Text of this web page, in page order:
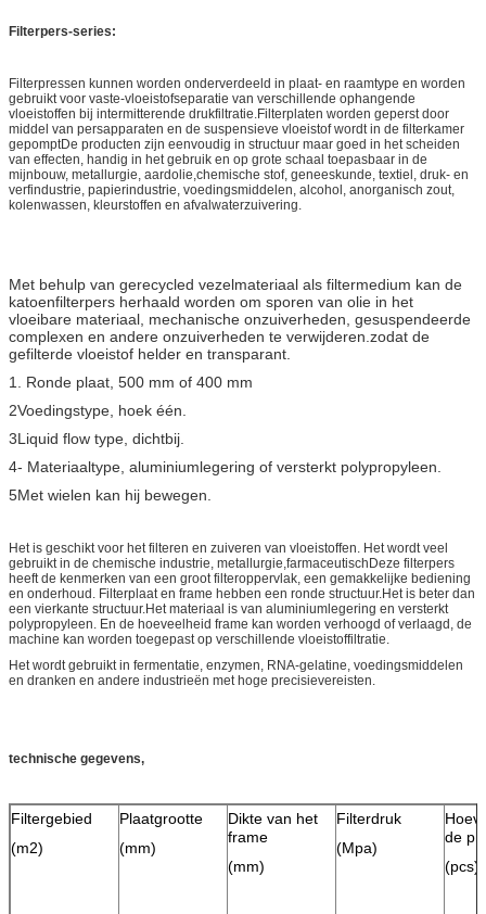
Filterpers-series:
Filterpressen kunnen worden onderverdeeld in plaat- en raamtype en worden
gebruikt voor vaste-vloeistofseparatie van verschillende ophangende
vloeistoffen bij intermitterende drukfiltratie.Filterplaten worden geperst door
middel van persapparaten en de suspensieve vloeistof wordt in de filterkamer
gepomptDe producten zijn eenvoudig in structuur maar goed in het scheiden
van effecten, handig in het gebruik en op grote schaal toepasbaar in de
mijnbouw, metallurgie, aardolie,chemische stof, geneeskunde, textiel, druk- en
verfindustrie, papierindustrie, voedingsmiddelen, alcohol, anorganisch zout,
kolenwassen, kleurstoffen en afvalwaterzuivering.
Met behulp van gerecycled vezelmateriaal als filtermedium kan de
katoenfilterpers herhaald worden om sporen van olie in het
vloeibare materiaal, mechanische onzuiverheden, gesuspendeerde
complexen en andere onzuiverheden te verwijderen.zodat de
gefilterde vloeistof helder en transparant.
1. Ronde plaat, 500 mm of 400 mm
2Voedingstype, hoek één.
3Liquid flow type, dichtbij.
4- Materiaaltype, aluminiumlegering of versterkt polypropyleen.
5Met wielen kan hij bewegen.
Het is geschikt voor het filteren en zuiveren van vloeistoffen. Het wordt veel
gebruikt in de chemische industrie, metallurgie,farmaceutischDeze filterpers
heeft de kenmerken van een groot filteroppervlak, een gemakkelijke bediening
en onderhoud. Filterplaat en frame hebben een ronde structuur.Het is beter dan
een vierkante structuur.Het materiaal is van aluminiumlegering en versterkt
polypropyleen. En de hoeveelheid frame kan worden verhoogd of verlaagd, de
machine kan worden toegepast op verschillende vloeistoffiltratie.
Het wordt gebruikt in fermentatie, enzymen, RNA-gelatine, voedingsmiddelen
en dranken en andere industrieën met hoge precisievereisten.
technische gegevens,
Filtergebied
(m2)
Plaatgrootte
(mm)
Dikte van het
frame
(mm)
Filterdruk
(Mpa)
de
(pcs)